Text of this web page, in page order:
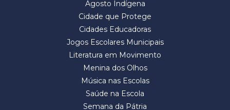
Agosto Indígena
Cidade que Protege
Cidades Educadoras
Jogos Escolares Municipais
Literatura em Movimento
Menina dos Olhos
Música nas Escolas
Saúde na Escola
Semana da Pátria